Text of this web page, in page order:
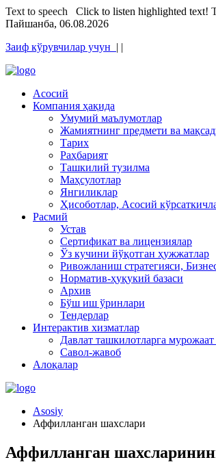
Text to speech Click to listen highlighted text!
Пайшанба, 06.08.2026
Заиф кўрувчилар учун | |
Асосий
Компания ҳақида
Умумий маълумотлар
Жамиятнинг предмети ва
Тарих
Раҳбарият
Ташкилий тузилма
Маҳсулотлар
Янгиликлар
Ҳисоботлар, Асосий
Расмий
Устав
Сертификат ва лицензиялар
Ўз кучини йўқотган ҳужжатлар
Ривожланиш стратегияси,
Норматив-ҳуқукий базаси
Архив
Бўш иш ўринлари
Тендерлар
Интерактив хизматлар
Давлат ташкилотларга
Савол-жавоб
Алоқалар
Asosiy
Аффилланган шахслари
Аффилланган